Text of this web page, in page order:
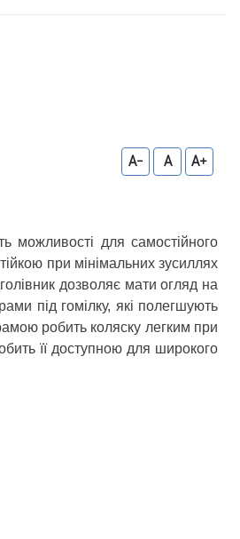
A- A A+
можливості для самостійного
при мінімальних зусиллях
дозволяє мати огляд на
під гомілку, які полегшують
робить коляску легким при
її доступною для широкого